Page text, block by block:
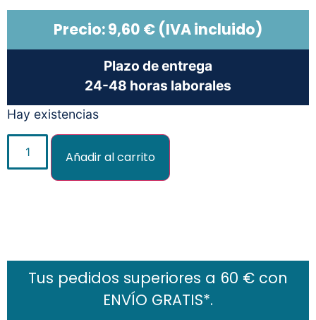
Precio:9,60 € (IVA incluido)
Plazo de entrega
24-48 horas laborales
Hay existencias
Añadir al carrito
Tus pedidos superiores a 60 € con
ENVÍO GRATIS*.